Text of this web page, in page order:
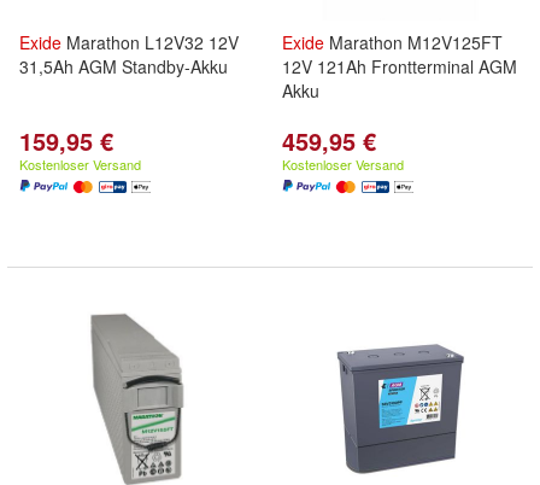
Exide Marathon L12V32 12V
31,5Ah AGM Standby-Akku
159,95 €
Kostenloser Versand
Exide Marathon M12V125FT
12V 121Ah Frontterminal AGM
Akku
459,95 €
Kostenloser Versand